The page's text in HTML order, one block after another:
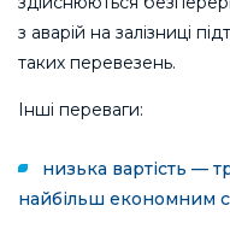
з аварій на залізниці
таких перевезень.
Інші переваги:
низька вартість —
найбільш економним